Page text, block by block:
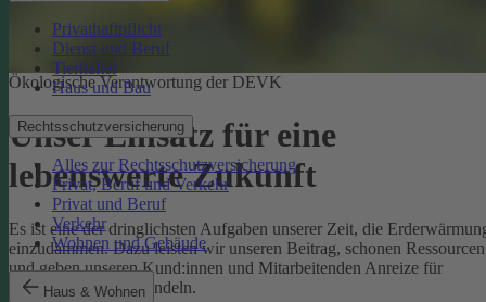
Privathaftpflicht
Dienst und Beruf
Tierhalter
Haus und Bau
Rechtsschutzversicherung
Alles zur Rechtsschutzversicherung
Privat, Beruf und Verkehr
Privat und Beruf
Verkehr
Wohnen und Gebäude
Haus & Wohnen
Ökologische Verantwortung der DEVK
Unser Einsatz für eine
lebenswerte Zukunft
Es ist eine der dringlichsten Aufgaben unserer Zeit, die
einzudämmen. Dazu leisten wir unseren Beitrag, schonen Ressourcen
und geben unseren Kund:innen und Mitarbeitenden Anreize für
umweltbewusstes Handeln.